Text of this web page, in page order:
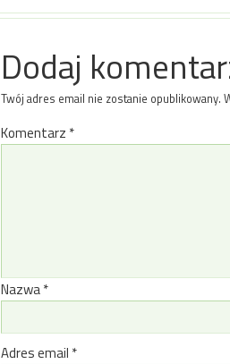
Dodaj
Twój adres email nie zostanie opublikowany.
Komentarz *
Nazwa*
Adres email *